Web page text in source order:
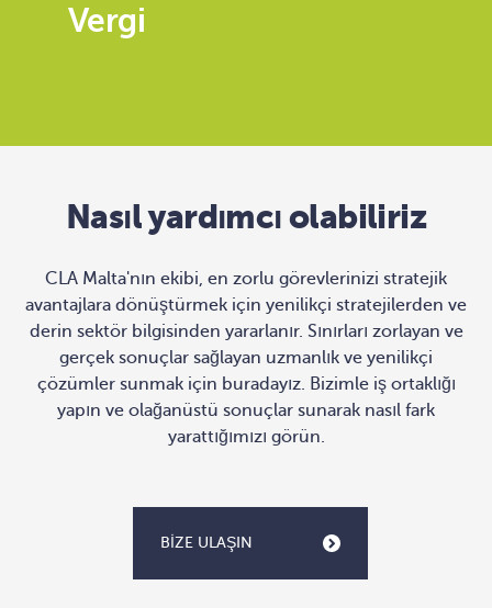
Vergi
Nasıl yardımcı olabiliriz
CLA Malta'nın ekibi, en zorlu görevlerinizi stratejik
avantajlara dönüştürmek için yenilikçi stratejilerden ve
derin sektör bilgisinden yararlanır. Sınırları zorlayan ve
gerçek sonuçlar sağlayan uzmanlık ve yenilikçi
çözümler sunmak için buradayız. Bizimle iş ortaklığı
yapın ve olağanüstü sonuçlar sunarak nasıl fark
yarattığımızı görün.
BIZE ULAŞIN